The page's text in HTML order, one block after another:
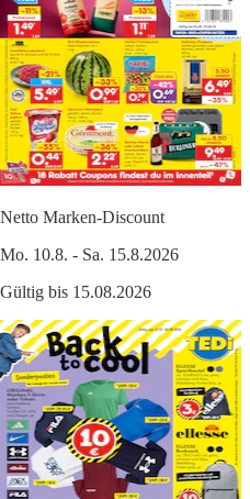
Netto Marken-Discount
Mo. 10.8. - Sa. 15.8.2026
Gültig bis 15.08.2026